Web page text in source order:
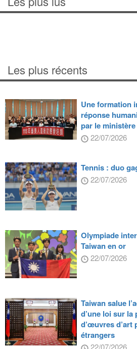
Les plus récents
Une formation
réponse
par le
22/07/2026
Tennis : duo
22/07/2026
Olympiade
Taiwan en or
22/07/2026
Taiwan salue
d’une loi sur
d’œuvres d’art
étrangers
22/07/2026